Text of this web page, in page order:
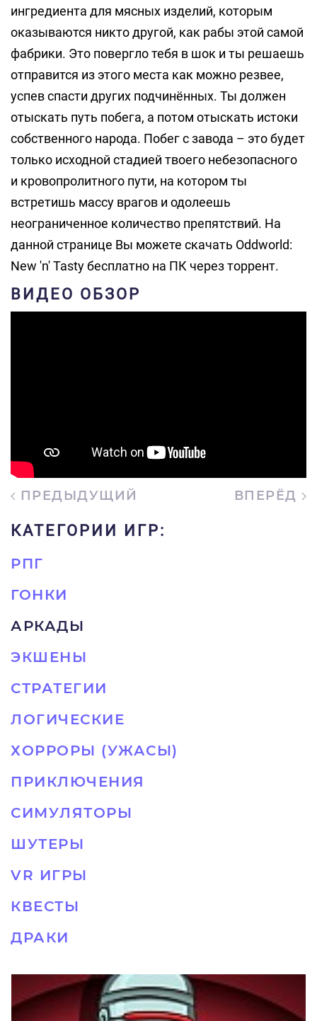
ингредиента для мясных изделий, которым
оказываются никто другой, как рабы этой самой
фабрики. Это повергло тебя в шок и ты решаешь
отправится из этого места как можно резвее,
успев спасти других подчинённых. Ты должен
отыскать путь побега, а потом отыскать истоки
собственного народа. Побег с завода – это будет
только исходной стадией твоего небезопасного
и кровопролитного пути, на котором ты
встретишь массу врагов и одолеешь
неограниченное количество препятствий. На
данной странице Вы можете скачать Oddworld:
New 'n' Tasty бесплатно на ПК через торрент.
ВИДЕО ОБЗОР
ПРЕДЫДУЩИЙ ВПЕРЁД
КАТЕГОРИИ ИГР:
РПГ
ГОНКИ
АРКАДЫ
ЭКШЕНЫ
СТРАТЕГИИ
ЛОГИЧЕСКИЕ
ХОРРОРЫ (УЖАСЫ)
ПРИКЛЮЧЕНИЯ
СИМУЛЯТОРЫ
ШУТЕРЫ
VR ИГРЫ
КВЕСТЫ
ДРАКИ